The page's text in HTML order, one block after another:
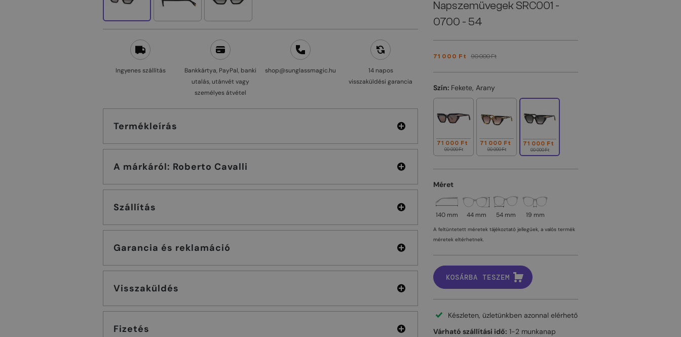
Ingyenes szállítás
Bankkártya, PayPal, banki
utalás, utánvét vagy
személyes átvétel
shop@sunglassmagic.hu
14 napos
visszaküldési garancia
Termékleírás
A márkáról: Roberto Cavalli
Szállítás
Garancia és reklamáció
Visszaküldés
Fizetés
Napszemüvegek SRC001 -
0700 - 54
71 000 Ft 90 000 Ft
Szín: Fekete, Arany
71 000 Ft
90 000 Ft
71 000 Ft
90 000 Ft
71 000 Ft
90 000 Ft
Méret
140 mm 44 mm 54 mm 19 mm
A feltüntetett méretek tájékoztató jellegűek, a valós termék
méretek eltérhetnek.
KOSÁRBA TESZEM
Készleten, üzletünkben azonnal elérhető
Várható szállítási idő: 1-2 munkanap